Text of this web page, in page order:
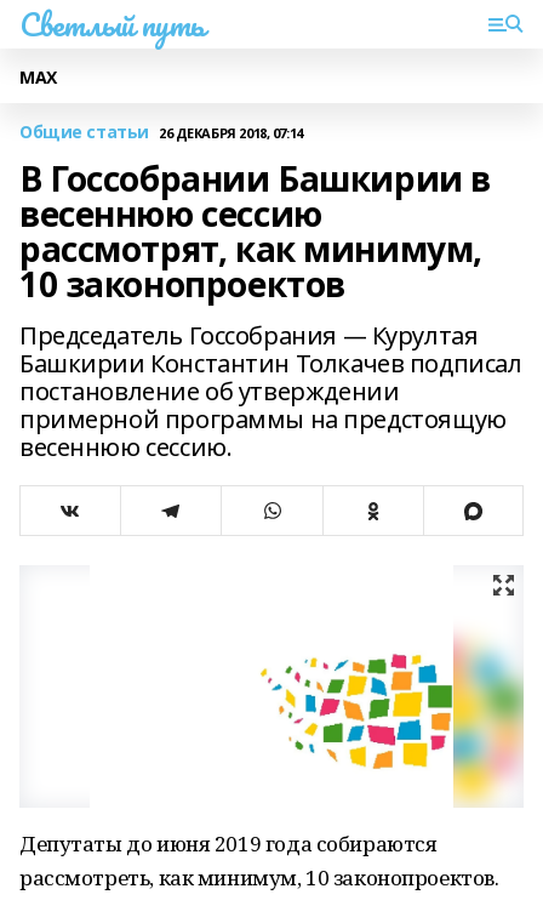
Светлый путь
МАХ
Общие статьи 26 ДЕКАБРЯ 2018, 07:14
В Госсобрании Башкирии в
весеннюю сессию
рассмотрят, как минимум,
10 законопроектов
Председатель Госсобрания — Курултая
Башкирии Константин Толкачев подписал
постановление об утверждении
примерной программы на предстоящую
весеннюю сессию.
Депутаты до июня 2019 года собираются
рассмотреть, как минимум, 10 законопроектов.